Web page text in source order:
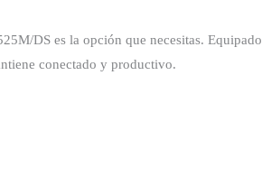
DS es la opción que necesitas. Equipado
conectado y productivo.